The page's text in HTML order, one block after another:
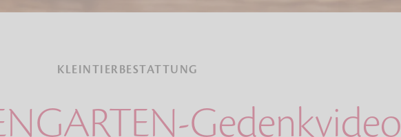
KLEINTIERBESTATTUNG
Gedenkvideo